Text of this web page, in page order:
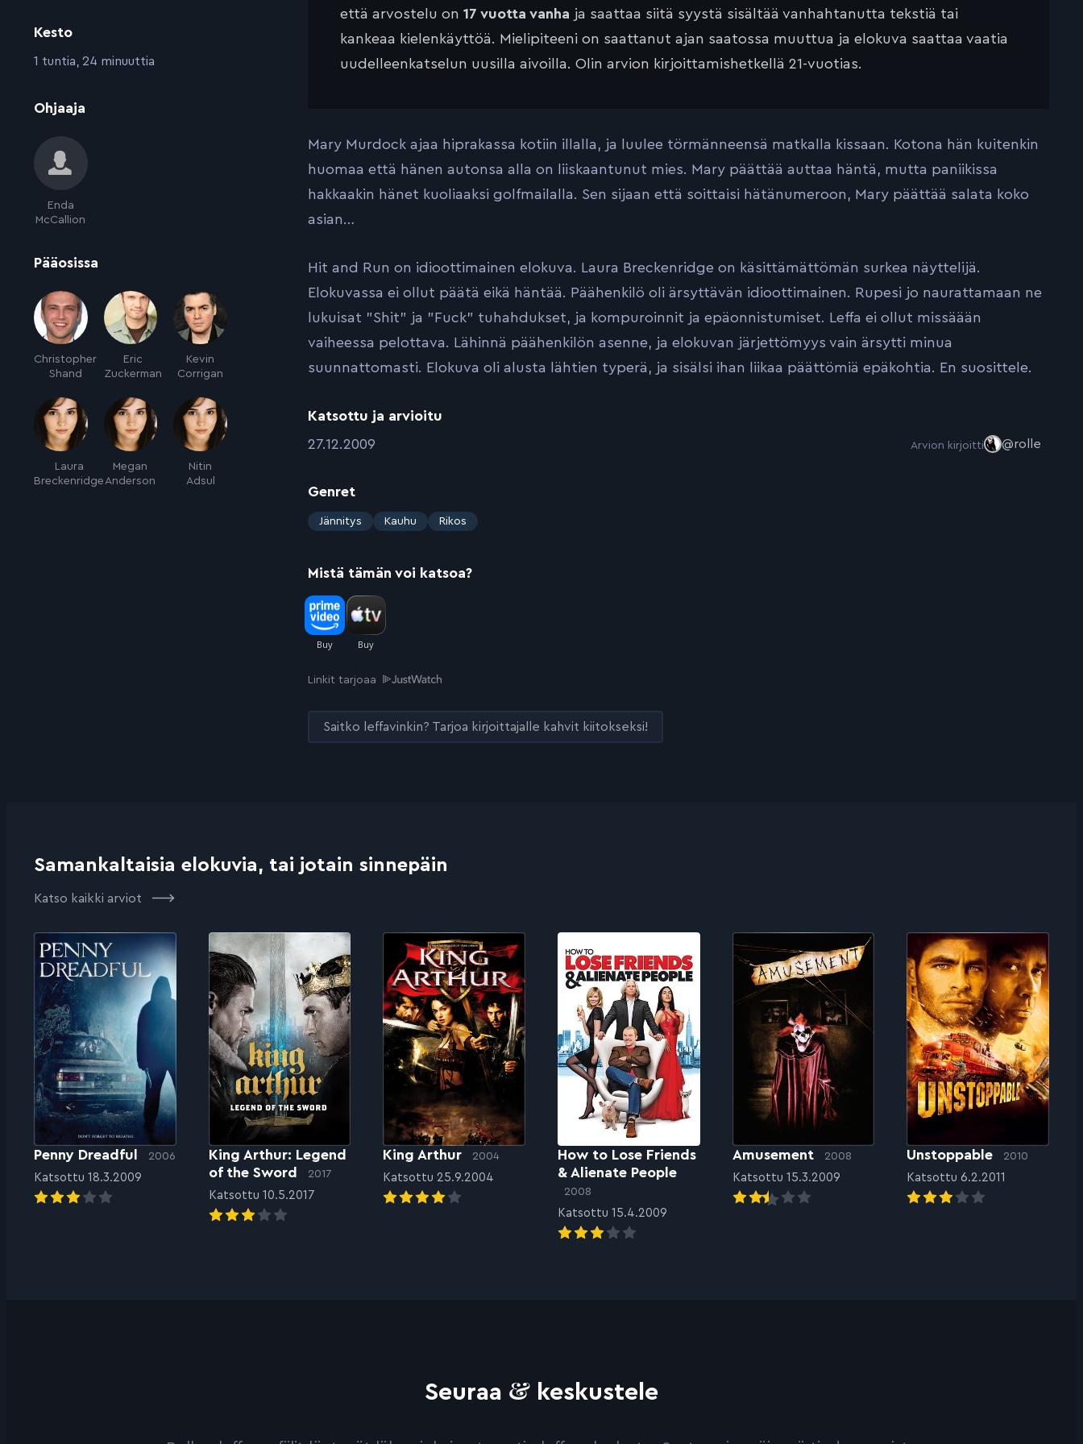
Kesto
:1 tuntia, 24 minuuttia
Ohjaaja
Enda
McCallion
Pääosissa
Christopher
Shand
Eric
Zuckerman
Kevin
Corrigan
Laura
Breckenridge
Megan
Anderson
Nitin
Adsul
että arvostelu on 17 vuotta vanha ja saattaa siitä syystä sisältää vanhahtanutta tekstiä tai
kankeaa kielenkäyttöä. Mielipiteeni on saattanut ajan saatossa muuttua ja elokuva saattaa vaatia
uudelleenkatselun uusilla aivoilla. Olin arvion kirjoittamishetkellä 21-vuotias.
Mary Murdock ajaa hiprakassa kotiin illalla, ja luulee törmänneensä matkalla kissaan. Kotona hän kuitenkin
huomaa että hänen autonsa alla on liiskaantunut mies. Mary päättää auttaa häntä, mutta paniikissa
hakkaakin hänet kuoliaaksi golfmailalla. Sen sijaan että soittaisi hätänumeroon, Mary päättää salata koko
asian…
Hit and Run on idioottimainen elokuva. Laura Breckenridge on käsittämättömän surkea näyttelijä.
Elokuvassa ei ollut päätä eikä häntää. Päähenkilö oli ärsyttävän idioottimainen. Rupesi jo naurattamaan ne
lukuisat ”Shit” ja ”Fuck” tuhahdukset, ja kompuroinnit ja epäonnistumiset. Leffa ei ollut missäään
vaiheessa pelottava. Lähinnä päähenkilön asenne, ja elokuvan järjettömyys vain ärsytti minua
suunnattomasti. Elokuva oli alusta lähtien typerä, ja sisälsi ihan liikaa päättömiä epäkohtia. En suosittele.
Katsottu ja arvioitu
:27.12.2009 Arvion kirjoitti @rolle
Genret
:
Jännitys Kauhu Rikos
Mistä tämän voi katsoa?
Linkit tarjoaa
Saitko leffavinkin? Tarjoa kirjoittajalle kahvit kiitokseksi!
Samankaltaisia elokuvia, tai jotain sinnepäin
Katso kaikki arviot
Penny Dreadful 2006
Katsottu 18.3.2009
King Arthur: Legend
of the Sword
2017
Katsottu 10.5.2017
King Arthur 2004
Katsottu 25.9.2004
How to Lose Friends
& Alienate People
2008
Katsottu 15.4.2009
Amusement 2008
Katsottu 15.3.2009
Unstoppable 2010
Katsottu 6.2.2011
Seuraa & keskustele